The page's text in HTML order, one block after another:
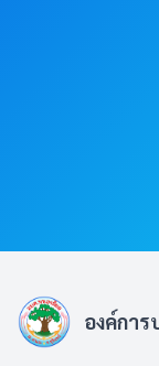
องค์กา